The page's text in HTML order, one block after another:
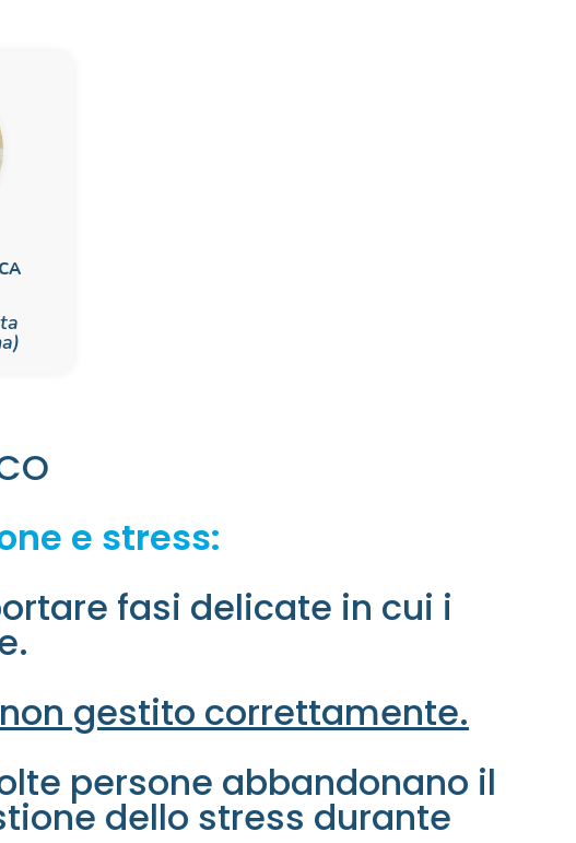
e stress:
fasi delicate in cui i
gestito correttamente.
persone abbandonano il
dello stress durante